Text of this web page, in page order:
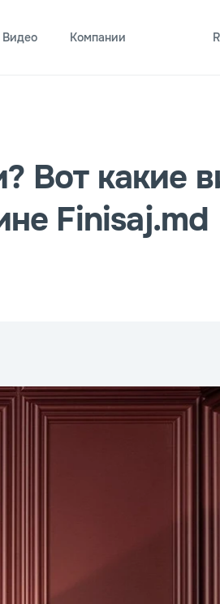
Видео Компании
Вот какие
Finisaj.md